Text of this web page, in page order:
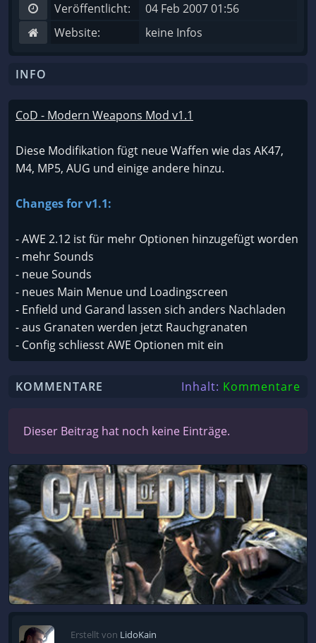
Veröffentlicht:
04 Feb 2007 01:56
Website:
keine Infos
INFO
CoD - Modern Weapons Mod v1.1
Diese Modifikation fügt neue Waffen wie das AK47,
M4, MP5, AUG und einige andere hinzu.
Changes for v1.1:
- AWE 2.12 ist für mehr Optionen hinzugefügt worden
- mehr Sounds
- neue Sounds
- neues Main Menue und Loadingscreen
- Enfield und Garand lassen sich anders Nachladen
- aus Granaten werden jetzt Rauchgranaten
- Config schliesst AWE Optionen mit ein
KOMMENTARE Inhalt: Kommentare
Dieser Beitrag hat noch keine Einträge.
Erstellt von LidoKain